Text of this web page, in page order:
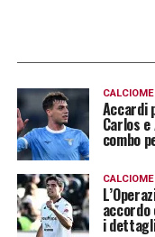
Accardi
Carlos
combo
accordo
i